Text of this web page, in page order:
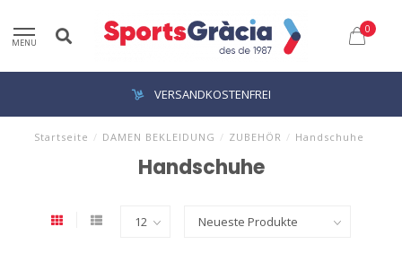
MENU
0
VERSANDKOSTENFREI
Startseite / DAMEN BEKLEIDUNG / ZUBEHÖR / Handschuhe
Handschuhe